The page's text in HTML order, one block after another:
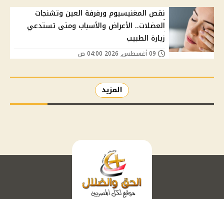
نقص المغنيسيوم ورفرفة العين وتشنجات
العضلات.. الأعراض والأسباب ومتى تستدعي
زيارة الطبيب
المزيد